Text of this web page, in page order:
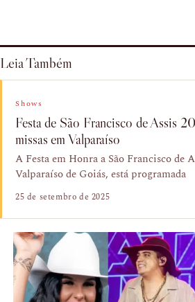
Leia Também
Shows
Festa de São Francisco de Assis
missas em Valparaíso
A Festa em Honra a São Francisco de
Valparaíso de Goiás, está programada
25 de setembro de 2025